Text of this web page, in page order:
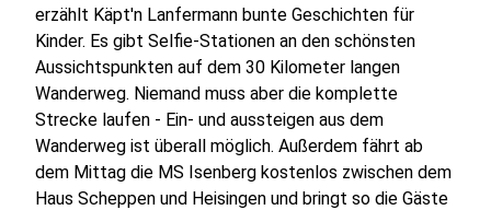
erzählt Käpt'n Lanfermann bunte Geschichten für
Kinder. Es gibt Selfie-Stationen an den schönsten
Aussichtspunkten auf dem 30 Kilometer langen
Wanderweg. Niemand muss aber die komplette
Strecke laufen - Ein- und aussteigen aus dem
Wanderweg ist überall möglich. Außerdem fährt ab
dem Mittag die MS Isenberg kostenlos zwischen dem
Haus Scheppen und Heisingen und bringt so die Gäste